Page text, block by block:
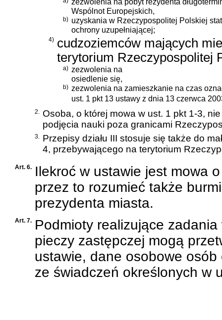
Wspólnot Europejskich,
b) uzyskania w Rzeczypospolitej Polskiej
ochrony uzupełniającej;
4) cudzoziemców mających
terytorium Rzeczypospolitej
a) zezwolenia na
osiedlenie się,
b) zezwolenia na zamieszkanie na czas
ust. 1 pkt 13 ustawy z dnia 13 czerwca
2.
Osoba, o której mowa w ust. 1 pkt 1-3,
podjęcia nauki poza granicami
3.
Przepisy działu III stosuje się także do
4, przebywającego na terytorium
Art. 6. Ilekroć w ustawie jest mowa
przez to rozumieć także
prezydenta miasta.
Art. 7. Podmioty realizujące
pieczy zastępczej mogą
ustawie, dane osobowe osób
ze świadczeń określonych w